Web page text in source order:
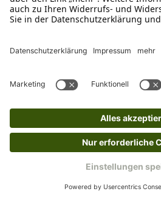
WhatsApp Support
Tritt unserem Newsletter bei
Mehr von uns
Barrierefreiheitserklärung Impressum